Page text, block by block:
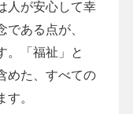
人が安心して幸
ある点が、
。「福祉」と
めた、すべての
。